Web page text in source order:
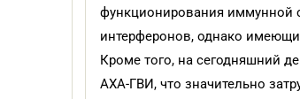
функционирования иммунной
интерферонов, однако
Кроме того, на сегодняшний
АХА-ГВИ, что значительно